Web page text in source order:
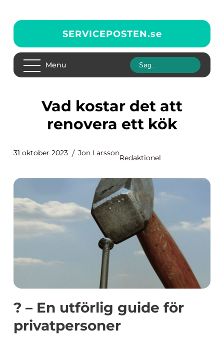
SERVICEPOSTEN.se
Menu
Vad kostar det att
renovera ett kök
31 oktober 2023 Jon Larsson
Redaktionel
? – En utförlig guide för
privatpersoner